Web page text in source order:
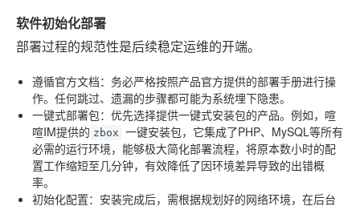
软件初始化部署
部署过程的规范性是后续稳定运维的开端。
遵循官方文档：务必严格按照产品官方提供的部署手册进行操
作。任何跳过、遗漏的步骤都可能为系统埋下隐患。
一键式部署包：优先选择提供一键式安装包的产品。例如，喧
喧IM提供的 zbox 一键安装包，它集成了PHP、MySQL等所有
必需的运行环境，能够极大简化部署流程，将原本数小时的配
置工作缩短至几分钟，有效降低了因环境差异导致的出错概
率。
初始化配置：安装完成后，需根据规划好的网络环境，在后台